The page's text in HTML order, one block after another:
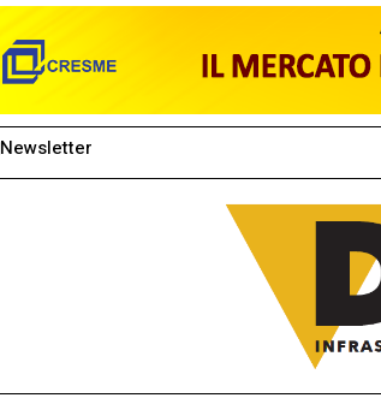
Newsletter